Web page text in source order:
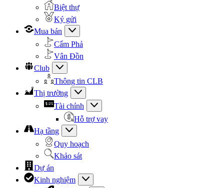
Biệt thự
Ký gửi
Mua bán
Cẩm Phả
Vân Đồn
Club
Thông tin CLB
Thị trường
Tài chính
Hỗ trợ vay
Hạ tầng
Quy hoạch
Khảo sát
Dự án
Kinh nghiệm